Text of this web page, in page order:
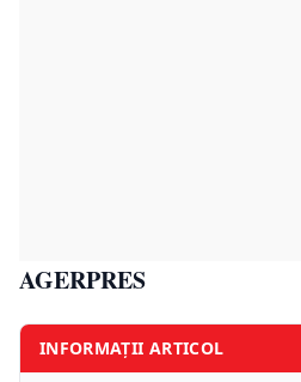
AGERPRES
INFORMAȚII ARTICOL